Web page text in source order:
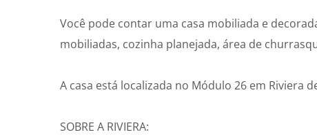
Você pode contar uma casa mobiliada e
mobiliadas, cozinha planejada, área de
A casa está localizada no Módulo 26 em Riviera
SOBRE A RIVIERA: